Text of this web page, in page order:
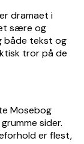
dramaet i
sære og
både tekst og
tror på de
Mosebog
sider.
er flest,